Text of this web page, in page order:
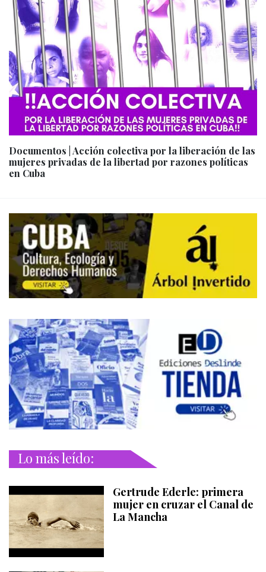
Documentos | Acción colectiva por la liberación de las
mujeres privadas de la libertad por razones políticas
en Cuba
Lo más leído:
Gertrude Ederle: primera
mujer en cruzar el Canal de
La Mancha